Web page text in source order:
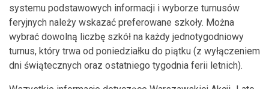
systemu podstawowych informacji i wyborze turnusów
feryjnych należy wskazać preferowane szkoły. Można
wybrać dowolną liczbę szkół na każdy jednotygodniowy
turnus, który trwa od poniedziałku do piątku (z wyłączeniem
dni świątecznych oraz ostatniego tygodnia ferii letnich).